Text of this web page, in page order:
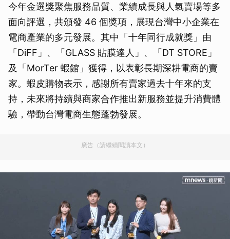
今年金選獎聚焦服務品質、業績成長與人氣賣場等多
面向評選，共頒發 46 個獎項，展現台灣中小企業在
電商產業的多元發展。其中「十年同行成就獎」由
「DiFF」、「GLASS 貼膜達人」、「DT STORE」
及「MorTer 蝦館」獲得，以表彰長期深耕電商的賣
家。蝦皮購物表示，感謝所有賣家過去十年來的支
持，未來將持續與商家合作推出新服務並提升消費體
驗，帶動台灣電商生態蓬勃發展。
廣告（請繼續閱讀本文）